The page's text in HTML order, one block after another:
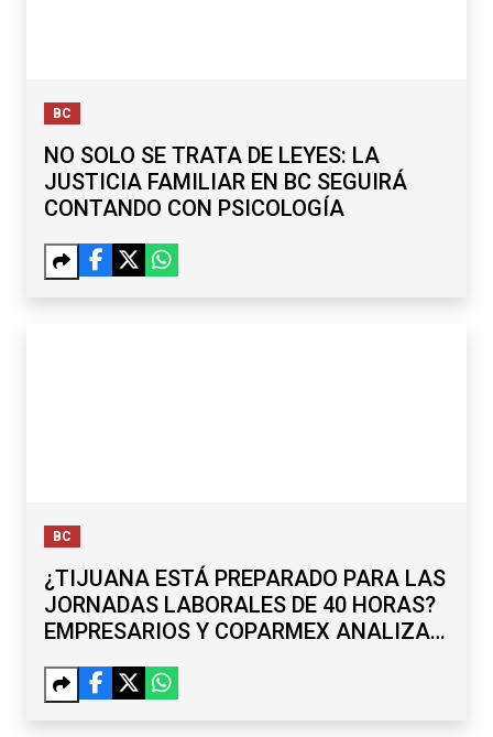
BC
NO SOLO SE TRATA DE LEYES: LA
JUSTICIA FAMILIAR EN BC SEGUIRÁ
CONTANDO CON PSICOLOGÍA
BC
¿TIJUANA ESTÁ PREPARADO PARA LAS
JORNADAS LABORALES DE 40 HORAS?
EMPRESARIOS Y COPARMEX ANALIZAN